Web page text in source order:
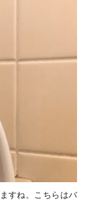
すね。こちらはバ